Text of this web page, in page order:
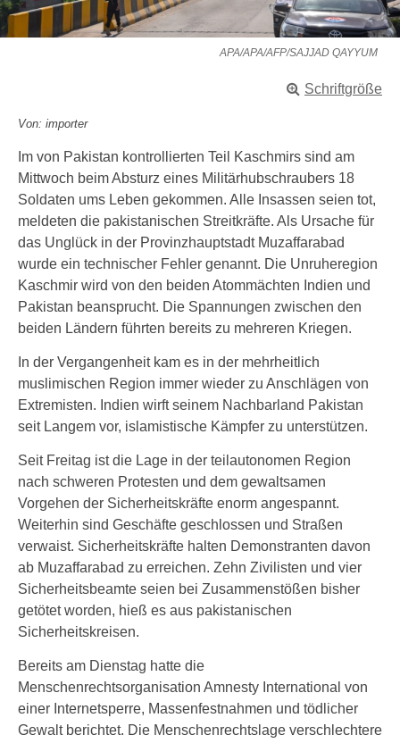
APA/APA/AFP/SAJJAD QAYYUM
Schriftgröße
Von: importer
Im von Pakistan kontrollierten Teil Kaschmirs sind am
Mittwoch beim Absturz eines Militärhubschraubers 18
Soldaten ums Leben gekommen. Alle Insassen seien tot,
meldeten die pakistanischen Streitkräfte. Als Ursache für
das Unglück in der Provinzhauptstadt Muzaffarabad
wurde ein technischer Fehler genannt. Die Unruheregion
Kaschmir wird von den beiden Atommächten Indien und
Pakistan beansprucht. Die Spannungen zwischen den
beiden Ländern führten bereits zu mehreren Kriegen.
In der Vergangenheit kam es in der mehrheitlich
muslimischen Region immer wieder zu Anschlägen von
Extremisten. Indien wirft seinem Nachbarland Pakistan
seit Langem vor, islamistische Kämpfer zu unterstützen.
Seit Freitag ist die Lage in der teilautonomen Region
nach schweren Protesten und dem gewaltsamen
Vorgehen der Sicherheitskräfte enorm angespannt.
Weiterhin sind Geschäfte geschlossen und Straßen
verwaist. Sicherheitskräfte halten Demonstranten davon
ab Muzaffarabad zu erreichen. Zehn Zivilisten und vier
Sicherheitsbeamte seien bei Zusammenstößen bisher
getötet worden, hieß es aus pakistanischen
Sicherheitskreisen.
Bereits am Dienstag hatte die
Menschenrechtsorganisation Amnesty International von
einer Internetsperre, Massenfestnahmen und tödlicher
Gewalt berichtet. Die Menschenrechtslage verschlechtere